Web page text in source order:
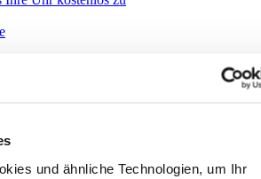
und ähnliche Technologien, um Ihr
und Konditionen